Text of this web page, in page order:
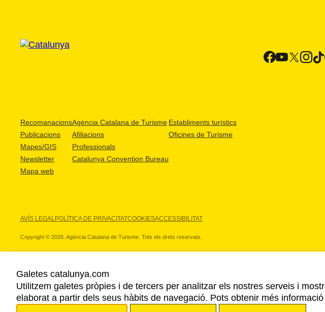
Recomanacions
Publicacions
Mapes/GIS
Newsletter
Mapa web
Agència Catalana de Turisme
Afiliacions
Professionals
Catalunya Convention Bureau
Establiments turístics
Oficines de Turisme
AVÍS LEGALPOLÍTICA DE PRIVACITATCOOKIESACCESSIBILITAT
Copyright © 2026. Agència Catalana de Turisme. Tots els drets reservats.
ELS NOSTRES PARTNERS
Galetes catalunya.com
Utilitzem galetes pròpies i de tercers per analitzar els nostres serveis i
elaborat a partir dels seus hàbits de navegació. Pots obtenir més